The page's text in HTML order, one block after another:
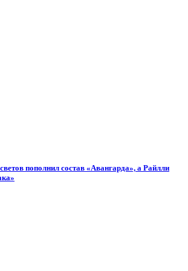
пополнил состав «Авангарда», а Райлли